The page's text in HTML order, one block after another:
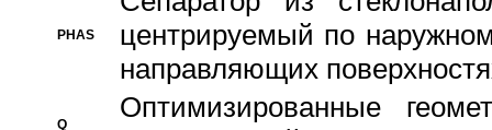
PHAS
центрируемый по
направляющих
Q
Оптимизированные